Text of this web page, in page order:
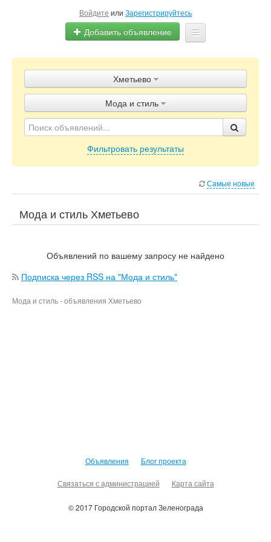
Войдите или Зарегистрируйтесь
Добавить объявление
Объявления
Блог
Хметьево
Мода и стиль
Фильтровать результаты
Самые новые
Мода и стиль Хметьево
Объявлений по вашему запросу не найдено
Подписка через RSS на "Мода и стиль"
Мода и стиль - объявления Хметьево
Объявления Блог проекта
Связаться с администрацией Карта сайта
© 2017 Городской портал Зеленограда